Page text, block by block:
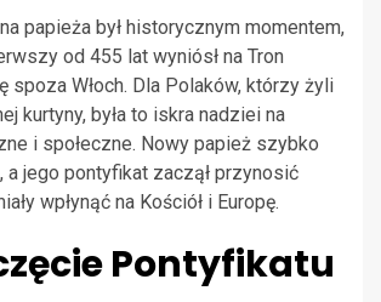
papieża był historycznym momentem,
od 455 lat wyniósł na Tron
spoza Włoch. Dla Polaków, którzy żyli
kurtyny, była to iskra nadziei na
i społeczne. Nowy papież szybko
a jego pontyfikat zaczął przynosić
wpłynąć na Kościół i Europę.
Pontyfikatu